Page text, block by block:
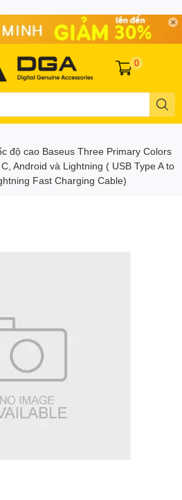
0
độ cao Baseus Three Primary Colors
Android và Lightning ( USB Type A to
Fast Charging Cable)